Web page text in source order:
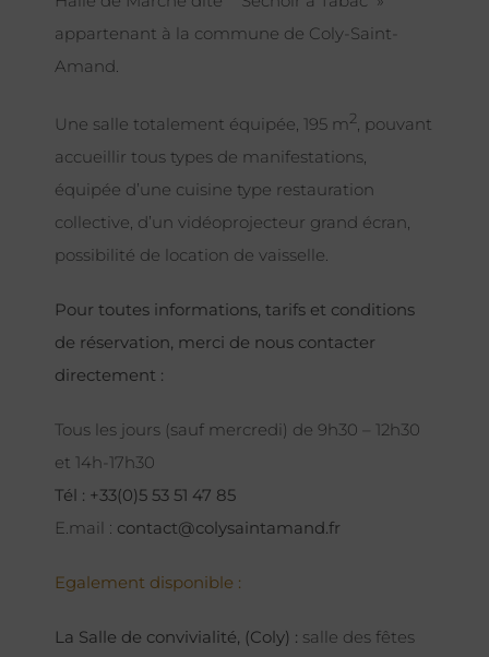
appartenant à la commune de Coly-Saint-
Amand.
Une salle totalement équipée, 195 m2, pouvant
accueillir tous types de manifestations,
équipée d’une cuisine type restauration
collective, d’un vidéoprojecteur grand écran,
possibilité de location de vaisselle.
Pour toutes informations, tarifs et conditions
de réservation, merci de nous contacter
directement :
Tous les jours (sauf mercredi) de 9h30 – 12h30
et 14h-17h30
Tél : +33(0)5 53 51 47 85
E.mail : contact@colysaintamand.fr
Egalement disponible :
La Salle de convivialité, (Coly) : salle des fêtes